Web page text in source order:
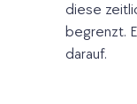
diese
begrenzt.
darauf.